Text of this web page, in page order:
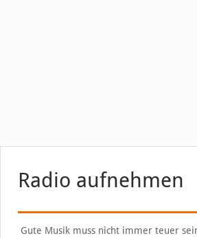
Radio aufnehmen
Gute Musik muss nicht immer teuer